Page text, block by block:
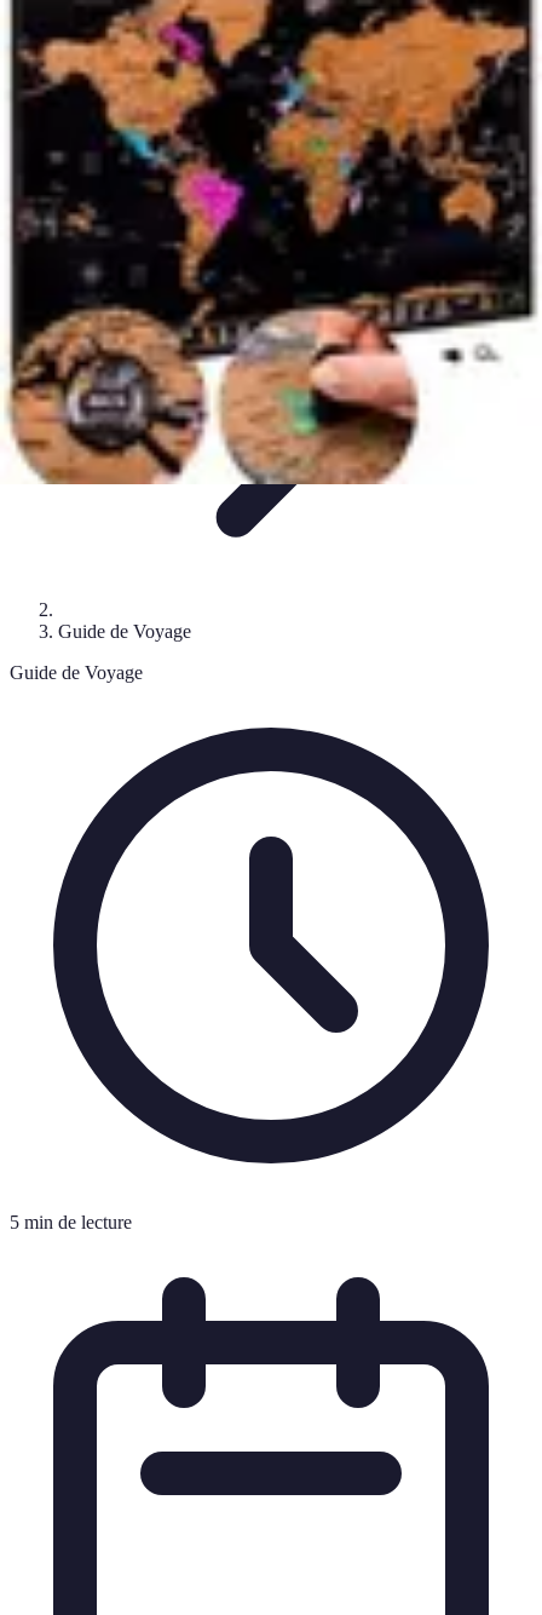
Belles Villes Monde
Inspiration de VoyageVilles à découvrirVoyages
Romantiques
Voyages et Découvertes Découverte des villes
Belles Villes Monde
Guide de Voyage
Guide de Voyage
5 min de lecture